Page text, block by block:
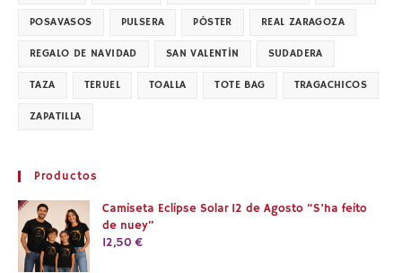
POSAVASOS PULSERA PÓSTER REAL ZARAGOZA
REGALO DE NAVIDAD SAN VALENTÍN SUDADERA
TAZA TERUEL TOALLA TOTE BAG TRAGACHICOS
ZAPATILLA
Productos
Camiseta Eclipse Solar 12 de Agosto “S’ha feito
de nuey”
12,50 €